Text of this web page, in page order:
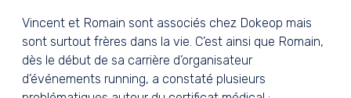
Vincent et Romain sont associés chez Dokeop mais
sont surtout frères dans la vie. C’est ainsi que Romain,
dès le début de sa carrière d’organisateur
d’événements running, a constaté plusieurs